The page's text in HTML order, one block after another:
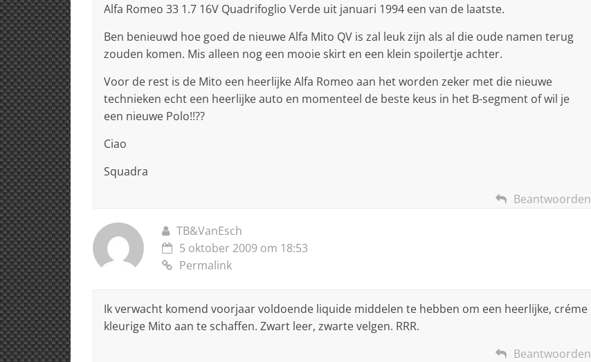
Alfa Romeo 33 1.7 16V Quadrifoglio Verde uit januari 1994 een van de laatste.
Ben benieuwd hoe goed de nieuwe Alfa Mito QV is zal leuk zijn als al die oude namen terug
zouden komen. Mis alleen nog een mooie skirt en een klein spoilertje achter.
Voor de rest is de Mito een heerlijke Alfa Romeo aan het worden zeker met die nieuwe
technieken echt een heerlijke auto en momenteel de beste keus in het B-segment of wil je
een nieuwe Polo!!??
Ciao
Squadra
Beantwoorden
TB&VanEsch
5 oktober 2009 om 18:53
Permalink
Ik verwacht komend voorjaar voldoende liquide middelen te hebben om een heerlijke, créme
kleurige Mito aan te schaffen. Zwart leer, zwarte velgen. RRR.
Beantwoorden